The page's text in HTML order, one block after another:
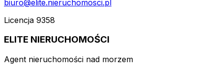
biuro@elite.nieruchomosci.pl
Licencja 9358
ELITE NIERUCHOMOŚCI
Agent nieruchomości nad morzem